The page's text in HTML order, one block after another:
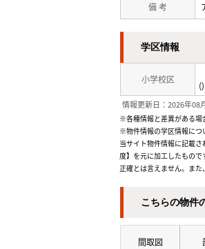
備 考
学区情報
小学校区
()
情報更新日：2026年08
※各種情報と差異がある場
※物件情報の学区情報につ
当サイト物件情報に記載
度】を元に加工したもの
正確とは言えません。ま
こちらの物件
間取図